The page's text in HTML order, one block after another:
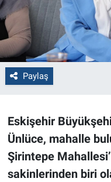
Paylaş
Eskişehir
Ünlüce, mahalle
Şirintepe
sakinlerinden biri
Kütahya
Gezi
Genel
Yerel
Magazin